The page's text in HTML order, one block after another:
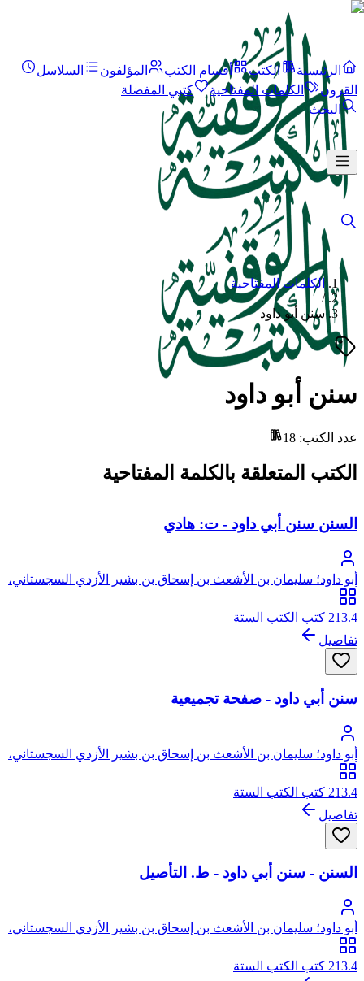
الرئيسية الكتب أقسام الكتب المؤلفون
السلاسل
القرون
الكلمات المفتاحية
كتبي المفضلة
البحث
الكلمات المفتاحية
/
سنن أبو داود
سنن أبو داود
عدد الكتب:
18
الكتب المتعلقة بالكلمة المفتاحية
السنن سنن أبي داود - ت: هادي
أبو داود؛ سليمان بن الأشعث بن إسحاق بن بشير الأزدي السجستاني،
أبو داود
213.4 كتب الكتب الستة
تفاصيل
سنن أبي داود - صفحة تجميعية
أبو داود؛ سليمان بن الأشعث بن إسحاق بن بشير الأزدي السجستاني،
أبو داود
213.4 كتب الكتب الستة
تفاصيل
السنن - سنن أبي داود - ط. التأصيل
أبو داود؛ سليمان بن الأشعث بن إسحاق بن بشير الأزدي السجستاني،
أبو داود
213.4 كتب الكتب الستة